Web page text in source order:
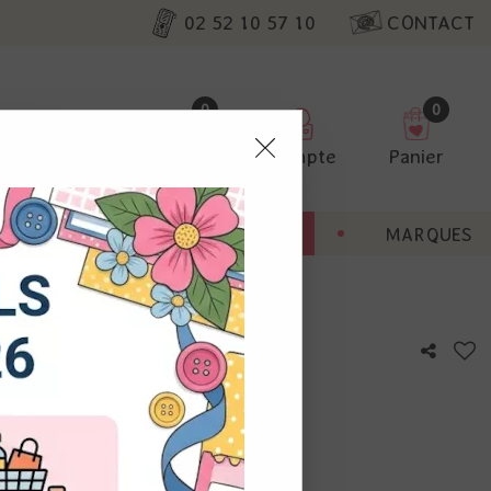
02 52 10 57 10 CONTACT
0
Compte
0
Panier
BONNES AFFAIRES MARQUES
with house
avis !
nos
non
Vous
à droite